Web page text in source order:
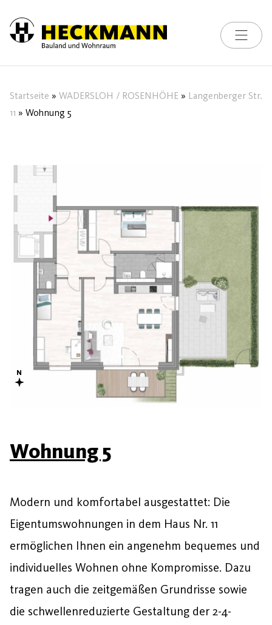
Skip to content
Toggle
Startseite » WADERSLOH / ROSENHÖHE » Langenberger Str.
11 » Wohnung 5
Wohnung 5
Modern und komfortabel ausgestattet: Die
Eigentumswohnungen in dem Haus Nr. 11
ermöglichen Ihnen ein angenehm bequemes und
individuelles Wohnen ohne Kompromisse. Dazu
tragen auch die zeitgemäßen Grundrisse sowie
die schwellenreduzierte Gestaltung der 2-4-